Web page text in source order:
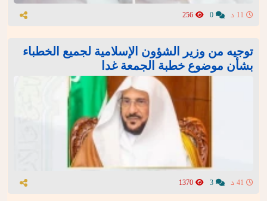
توجيه من وزير الشؤون الإسلامية لجميع الخطباء
بشأن موضوع خطبة الجمعة غدا